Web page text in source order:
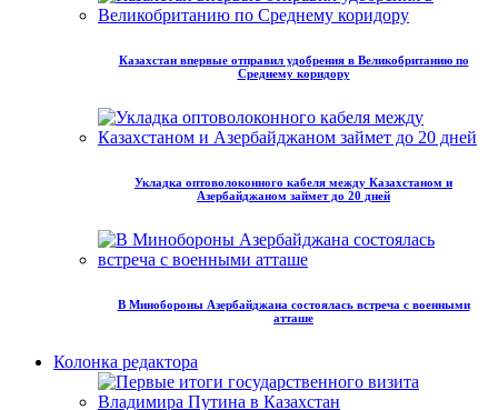
Казахстан впервые отправил удобрения в Великобританию по
Среднему коридору
Укладка оптоволоконного кабеля между Казахстаном и
Азербайджаном займет до 20 дней
В Минобороны Азербайджана состоялась встреча с военными
атташе
Колонка редактора